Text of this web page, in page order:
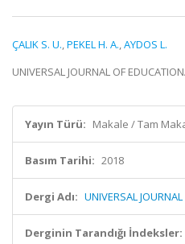
ÇALIK S. U.,PEKEL H. A.,AYDOS L.
UNIVERSAL JOURNAL OF
Yayın Türü: Makale / Tam
Basım Tarihi: 2018
Dergi Adı: UNIVERSAL
Derginin Tarandığı İndeksler: